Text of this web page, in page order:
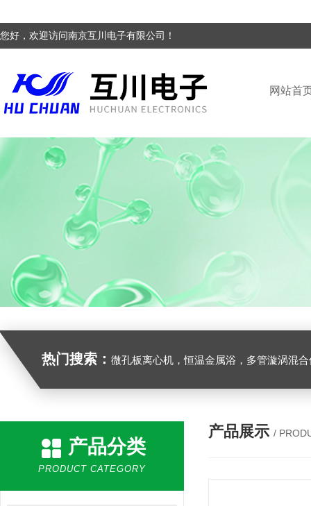
您好，欢迎访问南京互川电子有限公司！
网站首
热门搜索： 微孔板离心机，恒温金属浴，多管漩涡混合仪，梅毒旋转仪,红外线灭菌器，微孔板恒温振荡器，恒温混匀仪，水平摇床，牛奶抗生素恒
产品分类
PRODUCT CATEGORY
产品展示 /